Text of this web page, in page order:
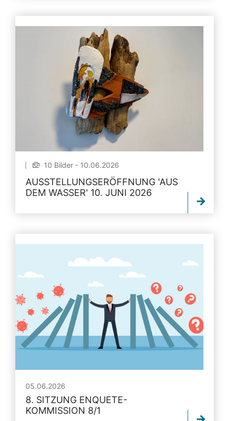
10 Bilder - 10.06.2026
AUSSTELLUNGSERÖFFNUNG 'AUS
DEM WASSER' 10. JUNI 2026
05.06.2026
8. SITZUNG ENQUETE-
KOMMISSION 8/1